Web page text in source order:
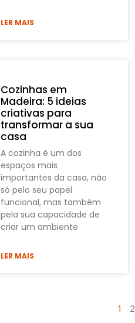
LER MAIS
Cozinhas em
Madeira: 5 ideias
criativas para
transformar a sua
casa
A cozinha é um dos
espaços mais
importantes da casa, não
só pelo seu papel
funcional, mas também
pela sua capacidade de
criar um ambiente
LER MAIS
1 2